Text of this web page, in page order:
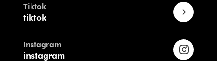
Tiktok
tiktok
Instagram
instagram